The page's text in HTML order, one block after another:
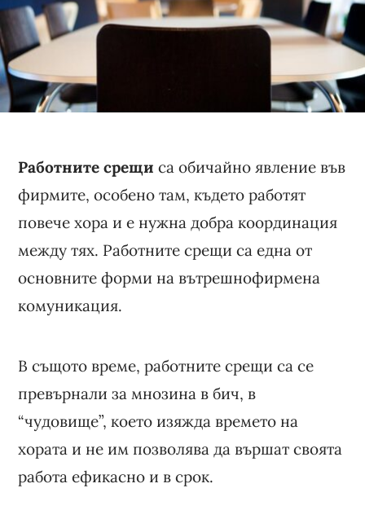
Работните срещи са обичайно явление във
фирмите, особено там, където работят
повече хора и е нужна добра координация
между тях. Работните срещи са една от
основните форми на вътрешнофирмена
комуникация.
В същото време, работните срещи са се
превърнали за мнозина в бич, в
“чудовище”, което изяжда времето на
хората и не им позволява да вършат своята
работа ефикасно и в срок.